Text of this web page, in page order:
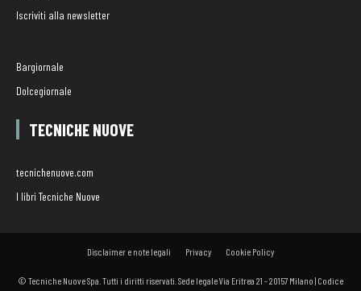
Iscriviti alla newsletter
Bargiornale
Dolcegiornale
TECNICHE NUOVE
tecnichenuove.com
I libri Tecniche Nuove
Disclaimer e note legali Privacy Cookie Policy
© Tecniche Nuove Spa. Tutti i diritti riservati. Sede legale Via Eritrea 21 - 20157 Milano | Codice